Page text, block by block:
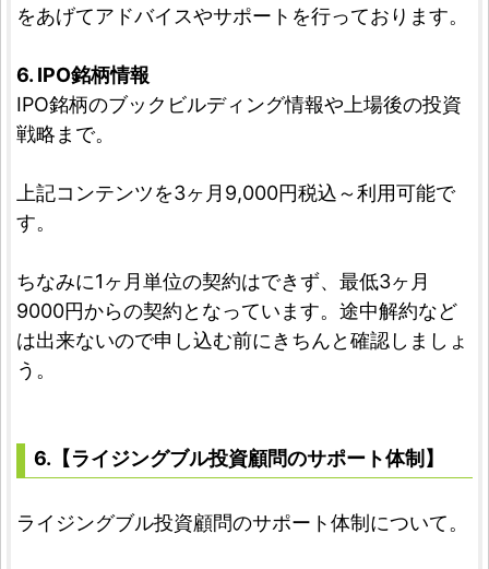
をあげてアドバイスやサポートを行っております。
6. IPO銘柄情報
IPO銘柄のブックビルディング情報や上場後の投資
戦略まで。
上記コンテンツを3ヶ月9,000円税込～利用可能で
す。
ちなみに1ヶ月単位の契約はできず、最低3ヶ月
9000円からの契約となっています。途中解約など
は出来ないので申し込む前にきちんと確認しましょ
う。
6.【ライジングブル投資顧問のサポート体制】
ライジングブル投資顧問のサポート体制について。